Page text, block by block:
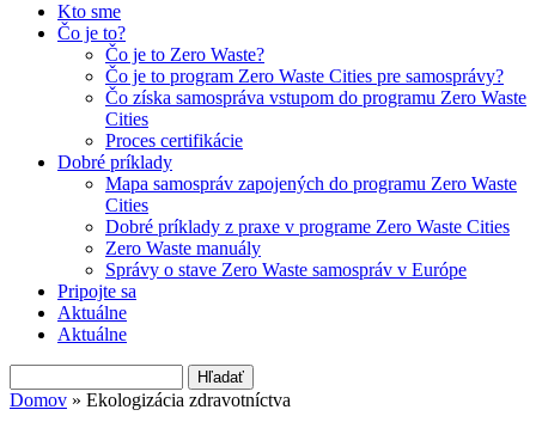
Kto sme
Čo je to?
Čo je to Zero Waste?
Čo je to program Zero Waste Cities pre samosprávy?
Čo získa samospráva vstupom do programu Zero Waste
Cities
Proces certifikácie
Dobré príklady
Mapa samospráv zapojených do programu Zero Waste
Cities
Dobré príklady z praxe v programe Zero Waste Cities
Zero Waste manuály
Správy o stave Zero Waste samospráv v Európe
Pripojte sa
Aktuálne
Aktuálne
Vyhľadávanie
Domov » Ekologizácia zdravotníctva